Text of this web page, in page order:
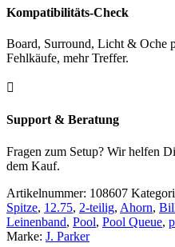
Kompatibilitäts-Check
Board, Surround, Licht & Oche
Fehlkäufe, mehr Treffer.

Support & Beratung
Fragen zum Setup? Wir helfen
dem Kauf.
Artikelnummer: 108607
Spitze, 12.75, 2-teilig, Ahorn,
Leinenband, Pool, Pool Queue,
Marke: J. Parker